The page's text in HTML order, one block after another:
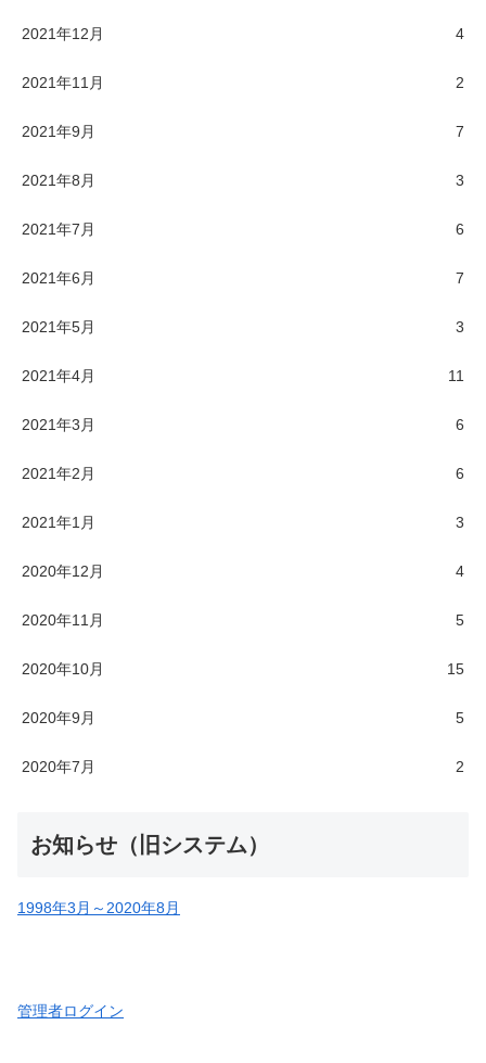
2021年12月 4
2021年11月 2
2021年9月 7
2021年8月 3
2021年7月 6
2021年6月 7
2021年5月 3
2021年4月 11
2021年3月 6
2021年2月 6
2021年1月 3
2020年12月 4
2020年11月 5
2020年10月 15
2020年9月 5
2020年7月 2
お知らせ（旧システム）
1998年3月～2020年8月
管理者ログイン